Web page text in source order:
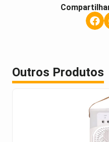
Outros Produtos